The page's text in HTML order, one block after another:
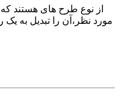
مورد نظر،آن را تبدیل به